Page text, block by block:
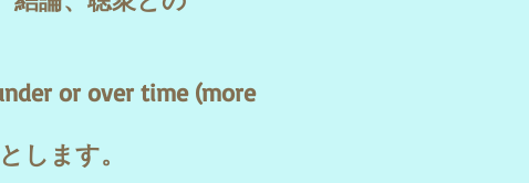
or over time (more
します。